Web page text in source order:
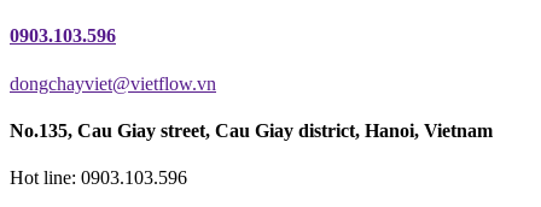
0903.103.596
dongchayviet@vietflow.vn
No.135, Cau Giay street, Cau Giay district, Hanoi, Vietnam
Hot line: 0903.103.596